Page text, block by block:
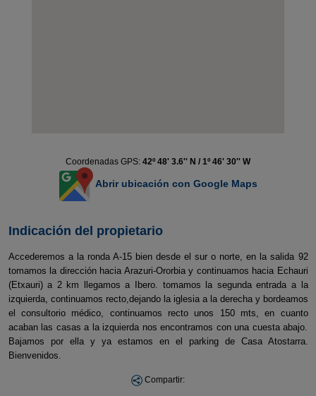
Coordenadas GPS: 42º 48' 3.6'' N / 1º 46' 30'' W
Abrir ubicación con Google Maps
Indicación del propietario
Accederemos a la ronda A-15 bien desde el sur o norte, en la salida 92
tomamos la dirección hacia Arazuri-Ororbia y continuamos hacia Echauri
(Etxauri) a 2 km llegamos a Ibero. tomamos la segunda entrada a la
izquierda, continuamos recto,dejando la iglesia a la derecha y bordeamos
el consultorio médico, continuamos recto unos 150 mts, en cuanto
acaban las casas a la izquierda nos encontramos con una cuesta abajo.
Bajamos por ella y ya estamos en el parking de Casa Atostarra.
Bienvenidos.
Compartir: